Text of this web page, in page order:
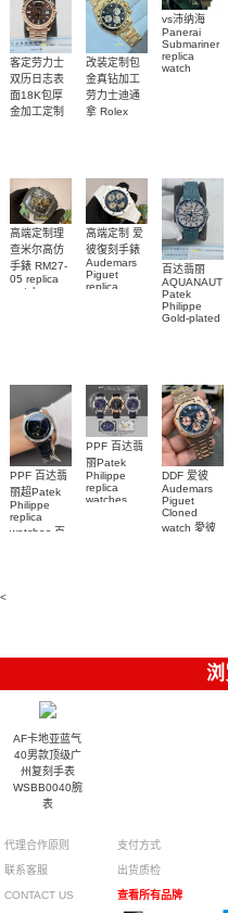
客定劳力士
双历日志表
面18K包厚
金加工定制
watch
改装定制包
金真钻加工
劳力士迪通
拿 Rolex
diamonds
m126508-
0003腕表
vs沛纳海
Panerai
Submariner
replica
watch
高端定制理
查米尔高仿
手錶 RM27-
05 replica
watch
高端定制 爱
彼復刻手錶
Audemars
Piguet
replica
26579CB.OO.1225CB.01
百达翡丽
AQUANAUT
Patek
Philippe
Gold-plated
001包金真
钻 腕表
PPF 百达翡
丽超Patek
Philippe
replica
watches 百
PPF 百达翡
丽Patek
Philippe
replica
watches
DDF 爱彼
Audemars
Piguet
Cloned
watch 愛彼
<
AF卡地亚蓝气
40男款顶级广
州复刻手表
WSBB0040腕
表
代理合作原则
联系客服
CONTACT US
支付方式
出货质检
查看所有品牌